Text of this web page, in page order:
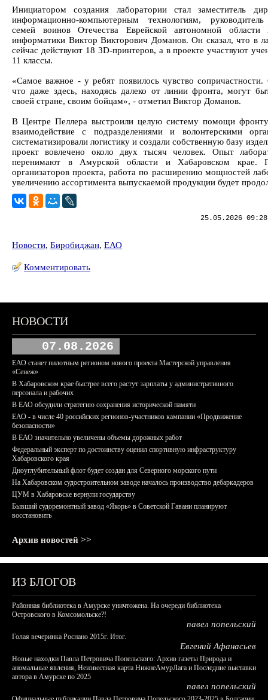
Инициатором создания лаборатории стал заместитель
информационно-компьютерным технологиям,
семей воинов Отечества Еврейской автономной области
информатики Виктор Викторович Доманов. Он сказал, что в
сейчас действуют 18 3D-принтеров, а в проекте участвуют
11 классы.
«Самое важное - у ребят появилось чувство сопричастности.
что даже здесь, находясь далеко от линии фронта, могут
своей стране, своим бойцам», - отметил Виктор Доманов.
В Центре Пеллера выстроили целую систему помощи
взаимодействие с подразделениями и волонтерскими
систематизировали логистику и создали собственную базу
проект вовлечено около двух тысяч человек. Опыт
перенимают в Амурской области и Хабаровском крае.
организаторов проекта, работа по расширению мощностей
увеличению ассортимента выпускаемой продукции будет
25.05.2026
Новости, Биробиджан, ЕАО
Комментировать
НОВОСТИ
07.08.2026
ЕАО станет пилотным регионом нового проекта Мастерской управления
«Сенеж»
В Хабаровском крае быстрее всего растут зарплаты у административного
персонала и рабочих
В ЕАО обсудили стратегию сохранения исторической памяти
ЕАО - в числе 40 российских регионов-участников кампании «Продвижение
безопасности»
В ЕАО значительно увеличены объемы дорожных работ
Федеральный эксперт по достоинству оценил спортивную инфраструктуру
Хабаровского края
Дноуглубительный флот будет создан для Северного морского пути
На Хабаровском судостроительном заводе началось производство дебаркадеров
ЦУМ в Хабаровске вернули государству
Бывший судоремонтный завод «Якорь» в Советской Гавани планируют
восстановить
Архив новостей >>
ИЗ БЛОГОВ
Районная библиотека в Амурске уничтожена. На очереди библиотека
Островского в Комсомольске?!
павел попельский
Голая вечеринка Роснано 2015г. Итог.
Евгений Афанасьев
Новые находки Павла Петровича Попельского: Архив газеты Природа и
аномальные явления, Неизвестная карта НижнеАмурЛага и Последние выставки
автора в Амурске по 2025
павел попельский